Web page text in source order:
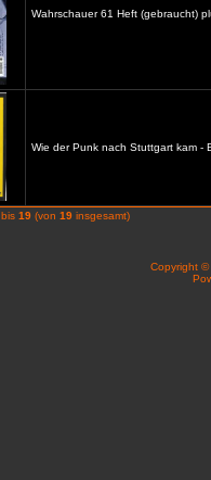
Wahrschauer 61 Heft (gebraucht)
Wie der Punk nach Stuttgart kam -
bis 19 (von 19 insgesamt)
Copyright